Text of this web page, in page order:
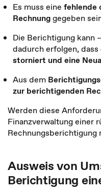
Es muss eine fehlende
Rechnunggegeben
Die Berichtigung kann
dadurch erfolgen, dass
storniert und eine
Aus dem
zur berichtigenden
Werden diese
Finanzverwaltung einer
Rechnungsberichtigung
Ausweis von
Berichtigung